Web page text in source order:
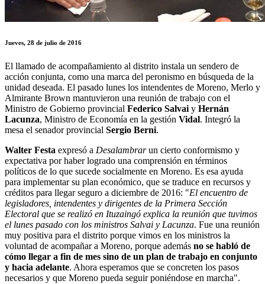
Jueves, 28 de julio de 2016
El llamado de acompañamiento al distrito instala un sendero de
acción conjunta, como una marca del peronismo en búsqueda de la
unidad deseada. El pasado lunes los intendentes de Moreno, Merlo y
Almirante Brown mantuvieron una reunión de trabajo con el
Ministro de Gobierno provincial Federico Salvai y Hernán
Lacunza, Ministro de Economía en la gestión Vidal. Integró la
mesa el senador provincial Sergio Berni.
Walter Festa expresó a Desalambrarun cierto conformismo y
expectativa por haber logrado una comprensión en términos
políticos de lo que sucede socialmente en Moreno. Es esa ayuda
para implementar su plan económico, que se traduce en recursos y
créditos para llegar seguro a diciembre de 2016: "El encuentro de
legisladores, intendentes y dirigentes de la Primera Sección
Electoral que se realizó en Ituzaingó explica la reunión que tuvimos
el lunes pasado con los ministros Salvai y Lacunza. Fue una reunión
muy positiva para el distrito porque vimos en los ministros la
voluntad de acompañar a Moreno, porque además no se habló de
cómo llegar a fin de mes sino de un plan de trabajo en conjunto
y hacia adelante. Ahora esperamos que se concreten los pasos
necesarios y que Moreno pueda seguir poniéndose en marcha".